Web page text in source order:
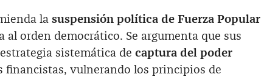
la suspensión política de Fuerza Popular
al orden democrático. Se argumenta que sus
sistemática de captura del poder
financistas, vulnerando los principios de